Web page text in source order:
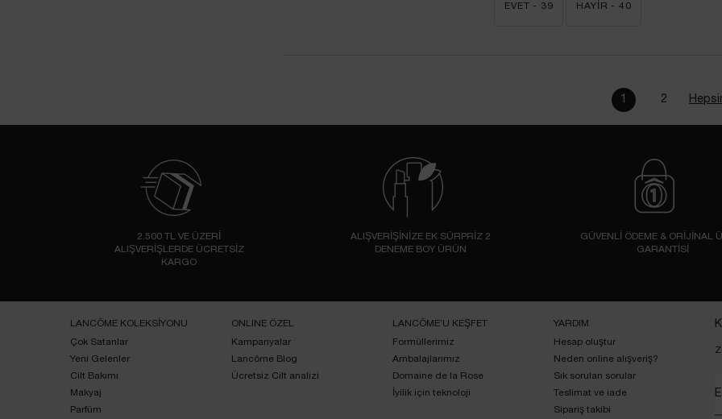
EVET - 39 HAYIR - 40
Page 1 of 2.
2
2.500 TL VE ÜZERİ
ALIŞVERİŞLERDE ÜCRETSİZ
KARGO
ALIŞVERİŞİNİZE EK SÜRPRİZ 2
DENEME BOY ÜRÜN
GÜVENLİ ÖDEME & ORİJİNAL
GARANTİSİ
LANCÔME KOLEKSİYONU
Çok Satanlar
Yeni Gelenler
Cilt Bakımı
Makyaj
Parfüm
ONLINE ÖZEL
Kampanyalar
Lancôme Blog
Ücretsiz Cilt analizi
LANCÔME’U KEŞFET
Formüllerimiz
Ambalajlarımız
Domaine de la Rose
İyilik için teknoloji
YARDIM
Hesap oluştur
Neden online alışveriş?
Sık sorulan sorular
Teslimat ve iade
Sipariş takibi